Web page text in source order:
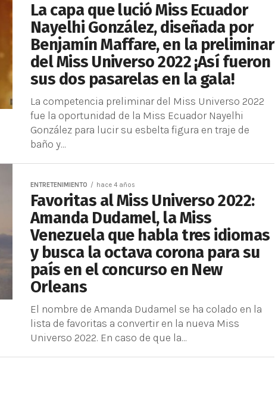
La capa que lució Miss Ecuador
Nayelhi González, diseñada por
Benjamín Maffare, en la preliminar
del Miss Universo 2022 ¡Así fueron
sus dos pasarelas en la gala!
La competencia preliminar del Miss Universo 2022
fue la oportunidad de la Miss Ecuador Nayelhi
González para lucir su esbelta figura en traje de
baño y...
ENTRETENIMIENTO hace 4 años
Favoritas al Miss Universo 2022:
Amanda Dudamel, la Miss
Venezuela que habla tres idiomas
y busca la octava corona para su
país en el concurso en New
Orleans
El nombre de Amanda Dudamel se ha colado en la
lista de favoritas a convertir en la nueva Miss
Universo 2022. En caso de que la...